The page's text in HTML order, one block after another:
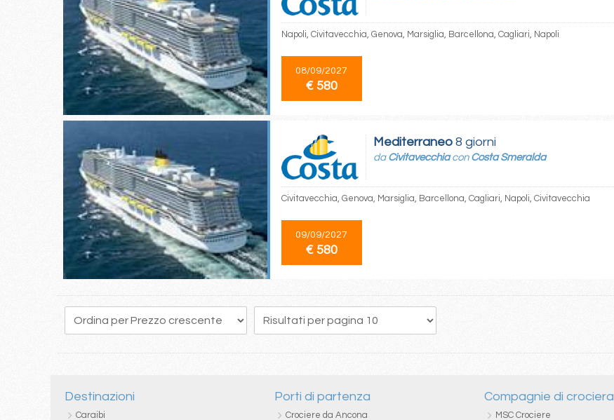
Napoli, Civitavecchia, Genova, Marsiglia, Barcellona, Cagliari, Napoli
08/09/2027
€ 580
Mediterraneo 8 giorni
da Civitavecchiacon Costa Smeralda
Civitavecchia, Genova, Marsiglia, Barcellona, Cagliari, Napoli, Civitavecchia
09/09/2027
€ 580
51 52 53 54 56 57 58 59
Destinazioni
Caraibi
Porti di partenza
Crociere da Ancona
Compagnie di crociera
MSC Crociere